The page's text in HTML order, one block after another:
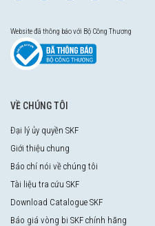
Website đã thông báo với Bộ Công Thương
VỀ CHÚNG TÔI
Đại lý ủy quyền SKF
Giới thiệu chung
Báo chí nói về chúng tôi
Tài liệu tra cứu SKF
Download Catalogue SKF
Báo giá vòng bi SKF chính hãng